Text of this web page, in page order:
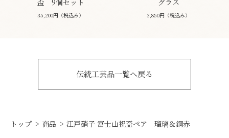
35,200円（税込み） 3,850円（税込み）
伝統工芸品一覧へ戻る
トップ 商品 江戸硝子 富士山祝盃ペア 瑠璃＆銅赤